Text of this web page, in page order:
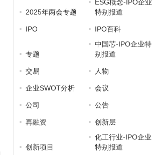
2025年两会专题
ESG概念-IPO企业
特别报道
IPO IPO百科
专题
中国芯-IPO企业特
别报道
交易 人物
企业SWOT分析 会议
公司 公告
再融资 创新层
创新项目
化工行业-IPO企业
特别报道